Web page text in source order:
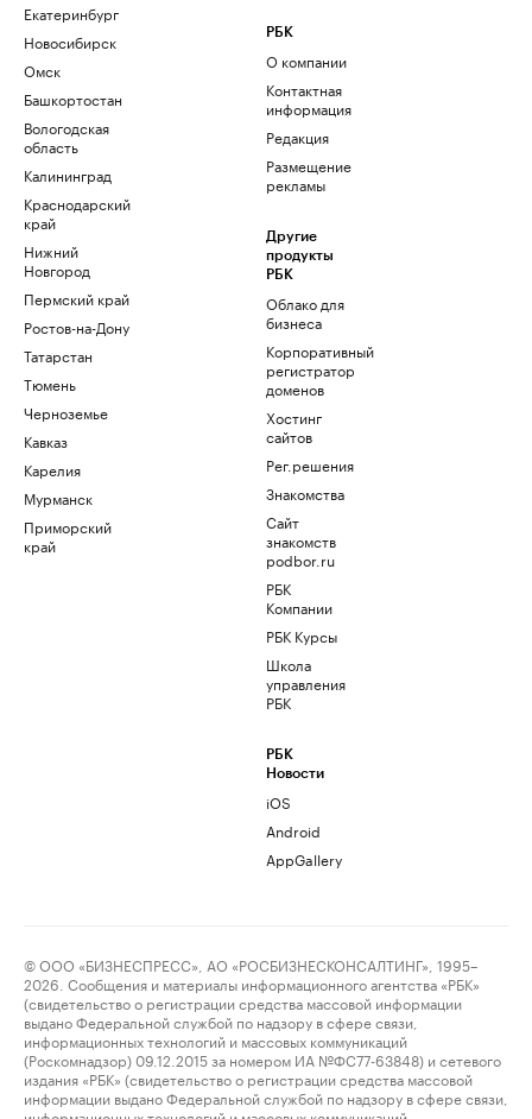
Екатеринбург
Новосибирск
Омск
Башкортостан
Вологодская
область
Калининград
Краснодарский
край
Нижний
Новгород
Пермский край
Ростов-на-Дону
Татарстан
Тюмень
Черноземье
Кавказ
Карелия
Мурманск
Приморский
край
РБК
О компании
Контактная
информация
Редакция
Размещение
рекламы
Другие
продукты
РБК
Облако для
бизнеса
Корпоративный
регистратор
доменов
Хостинг
сайтов
Рег.решения
Знакомства
Сайт
знакомств
podbor.ru
РБК
Компании
РБК Курсы
Школа
управления
РБК
РБК
Новости
iOS
Android
AppGallery
© ООО «БИЗНЕСПРЕСС», АО «РОСБИЗНЕСКОНСАЛТИНГ», 1995–
2026. Сообщения и материалы информационного агентства «РБК»
(свидетельство о регистрации средства массовой информации
выдано Федеральной службой по надзору в сфере связи,
информационных технологий и массовых коммуникаций
(Роскомнадзор) 09.12.2015 за номером ИА №ФС77-63848) и сетевого
издания «РБК» (свидетельство о регистрации средства массовой
информации выдано Федеральной службой по надзору в сфере связи,